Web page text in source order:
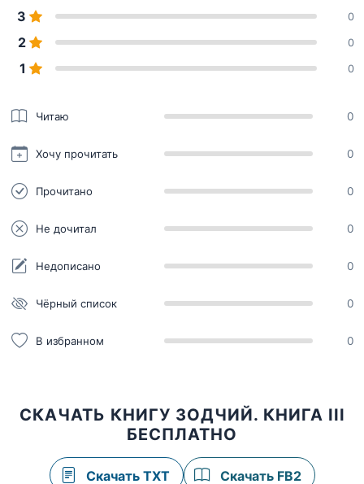
3 0
2 0
1 0
Читаю 0
Хочу прочитать 0
Прочитано 0
Не дочитал 0
Недописано 0
Чёрный список 0
В избранном 0
СКАЧАТЬ КНИГУ ЗОДЧИЙ. КНИГА III
БЕСПЛАТНО
Скачать TXT Скачать FB2